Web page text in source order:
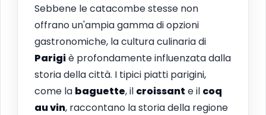
Sebbene le catacombe stesse non
offrano un'ampia gamma di opzioni
gastronomiche, la cultura culinaria di
Parigiè profondamente influenzata dalla
storia della città. I tipici piatti parigini,
come la baguette, il croissant e il coq
au vin, raccontano la storia della regione